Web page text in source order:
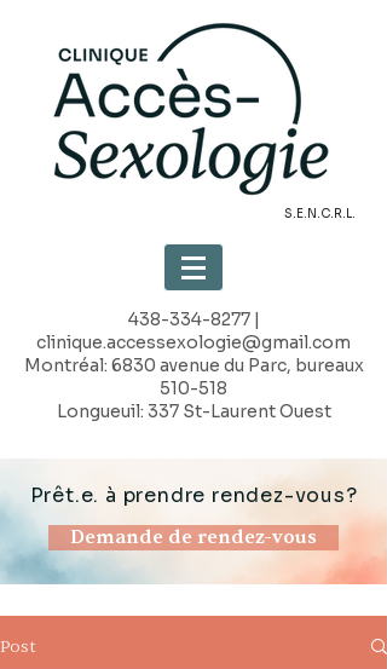
S.E.N.C.R.L.
438-334-8277|
clinique.accessexologie@gmail.com
Montréal: 6830 avenue du Parc, bureaux
510-518
Longueuil: 337 St-Laurent Ouest
Prêt.e. à prendre rendez-vous?
Demande de rendez-vous
Post